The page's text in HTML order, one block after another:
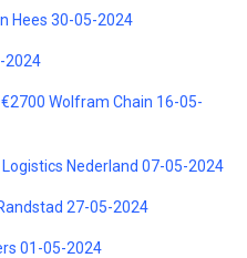
Hees 30-05-2024
2024
Wolfram Chain 16-05-
Nederland 07-05-2024
27-05-2024
01-05-2024